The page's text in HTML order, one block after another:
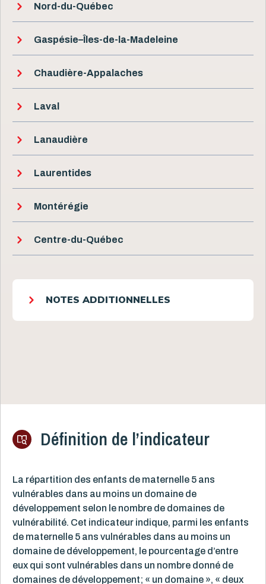
Nord-du-Québec
Gaspésie–Îles-de-la-Madeleine
Chaudière-Appalaches
Laval
Lanaudière
Laurentides
Montérégie
Centre-du-Québec
NOTES ADDITIONNELLES
Définition de l’indicateur
La répartition des enfants de maternelle 5 ans
vulnérables dans au moins un domaine de
développement selon le nombre de domaines de
vulnérabilité. Cet indicateur indique, parmi les enfants
de maternelle 5 ans vulnérables dans au moins un
domaine de développement, le pourcentage d’entre
eux qui sont vulnérables dans un nombre donné de
domaines de développement; « un domaine », « deux